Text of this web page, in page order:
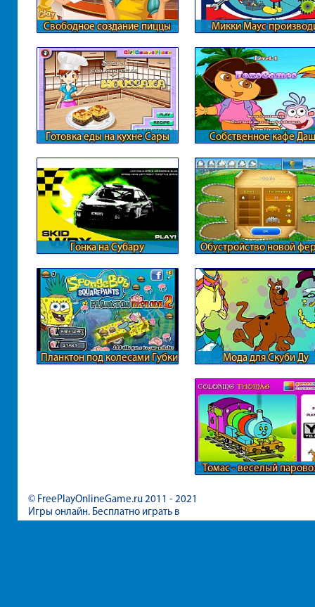
Свободное создание пиццы
Микки Маус
Готовка еды на кухне Сары Собственное кафе
Гонка на Субару Обустройство новой
Планктон под колесами Губки
Мода для Скуби Ду
Томас - веселый
© FreePlayOnlineGame.ru 2011 - 2021
Игры онлайн. Бесплатно играть в
игры для девочек и мальчиков